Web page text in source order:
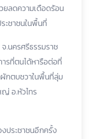
ยลดความเดือดร้อน
ะชาชนในพื้นที่
นครศรีธรรมราช
รที่ตนได้หารือต่อที่
กตบชวาในพื้นที่ลุ่ม
ญ่ อ.หัวไทร
ประชาชนอีกครั้ง